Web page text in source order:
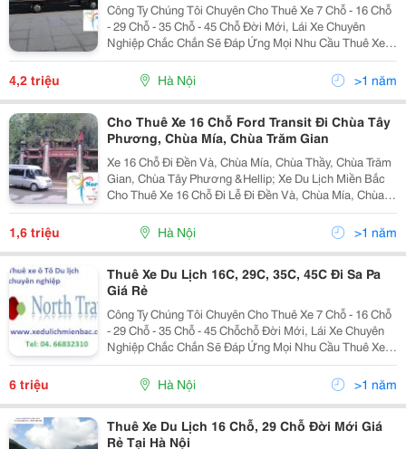
Công Ty Chúng Tôi Chuyên Cho Thuê Xe 7 Chỗ - 16 Chỗ
- 29 Chỗ - 35 Chỗ - 45 Chỗ Đời Mới, Lái Xe Chuyên
Nghiệp Chắc Chắn Sẽ Đáp Ứng Mọi Nhu Cầu Thuê Xe
Của Cá Nhân- Gia Đình- Tập Thể, Cơ Quan Đi Du Lịch ,
Thăm Quan Nghỉ Mát , Lễ Hội, Cưới Hỏi.... Ch
4,2 triệu Hà Nội >1 năm
Cho Thuê Xe 16 Chỗ Ford Transit Đi Chùa Tây
Phương, Chùa Mía, Chùa Trăm Gian
Xe 16 Chỗ Đi Đền Và, Chùa Mía, Chùa Thầy, Chùa Trăm
Gian, Chùa Tây Phương &Hellip; Xe Du Lịch Miền Bắc
Cho Thuê Xe 16 Chỗ Đi Lễ Đi Đền Và, Chùa Mía, Chùa
Thầy, Chùa Trăm Gian, Chùa Tây Phương Xe Du Lịch
Miền Bắc Chuyên Cho Thuê X E 16 Ford Tra
1,6 triệu Hà Nội >1 năm
Thuê Xe Du Lịch 16C, 29C, 35C, 45C Đi Sa Pa
Giá Rẻ
Công Ty Chúng Tôi Chuyên Cho Thuê Xe 7 Chỗ - 16 Chỗ
- 29 Chỗ - 35 Chỗ - 45 Chỗchỗ Đời Mới, Lái Xe Chuyên
Nghiệp Chắc Chắn Sẽ Đáp Ứng Mọi Nhu Cầu Thuê Xe
Của Cá Nhân- Gia Đình- Tập Thể, Cơ Quan Đi Du Lịch ,
Thăm Quan Nghỉ Mát, Lễ Hội, Cưới Hỏi....
6 triệu Hà Nội >1 năm
Thuê Xe Du Lịch 16 Chỗ, 29 Chỗ Đời Mới Giá
Rẻ Tại Hà Nội